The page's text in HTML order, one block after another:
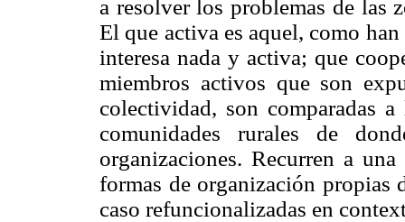
a resolver los problemas de las
El que activa es aquel, como
interesa nada y activa; que
miembros activos que son
colectividad, son comparadas a
comunidades rurales de
organizaciones. Recurren a
formas de organización propias
caso refuncionalizadas en